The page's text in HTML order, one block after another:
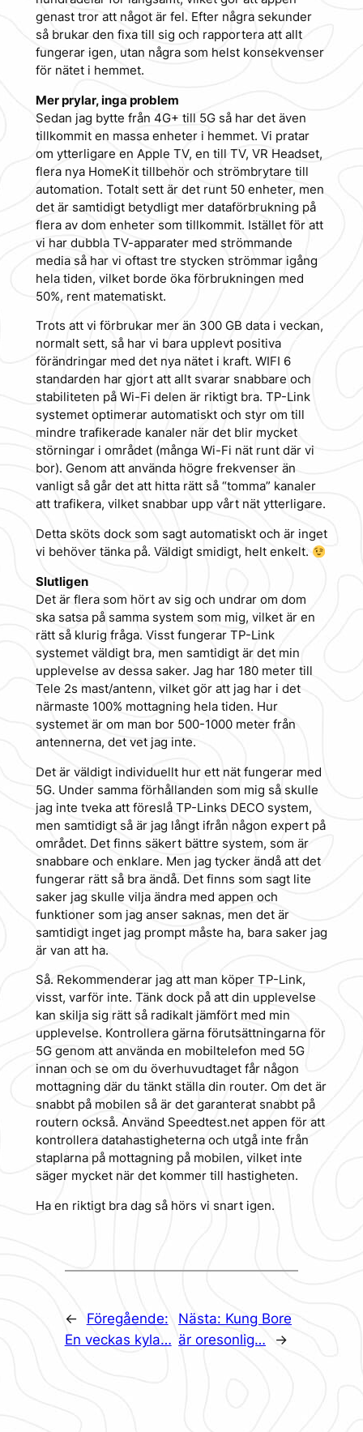
genast tror att något är fel. Efter några sekunder
så brukar den fixa till sig och rapportera att allt
fungerar igen, utan några som helst konsekvenser
för nätet i hemmet.
Mer prylar, inga problem
Sedan jag bytte från 4G+ till 5G så har det även
tillkommit en massa enheter i hemmet. Vi pratar
om ytterligare en Apple TV, en till TV, VR Headset,
flera nya HomeKit tillbehör och strömbrytare till
automation. Totalt sett är det runt 50 enheter, men
det är samtidigt betydligt mer dataförbrukning på
flera av dom enheter som tillkommit. Istället för att
vi har dubbla TV-apparater med strömmande
media så har vi oftast tre stycken strömmar igång
hela tiden, vilket borde öka förbrukningen med
50%, rent matematiskt.
Trots att vi förbrukar mer än 300 GB data i veckan,
normalt sett, så har vi bara upplevt positiva
förändringar med det nya nätet i kraft. WIFI 6
standarden har gjort att allt svarar snabbare och
stabiliteten på Wi-Fi delen är riktigt bra. TP-Link
systemet optimerar automatiskt och styr om till
mindre trafikerade kanaler när det blir mycket
störningar i området (många Wi-Fi nät runt där vi
bor). Genom att använda högre frekvenser än
vanligt så går det att hitta rätt så “tomma” kanaler
att trafikera, vilket snabbar upp vårt nät ytterligare.
Detta sköts dock som sagt automatiskt och är inget
vi behöver tänka på. Väldigt smidigt, helt enkelt.
Slutligen
Det är flera som hört av sig och undrar om dom
ska satsa på samma system som mig, vilket är en
rätt så klurig fråga. Visst fungerar TP-Link
systemet väldigt bra, men samtidigt är det min
upplevelse av dessa saker. Jag har 180 meter till
Tele 2s mast/antenn, vilket gör att jag har i det
närmaste 100% mottagning hela tiden. Hur
systemet är om man bor 500-1000 meter från
antennerna, det vet jag inte.
Det är väldigt individuellt hur ett nät fungerar med
5G. Under samma förhållanden som mig så skulle
jag inte tveka att föreslå TP-Links DECO system,
men samtidigt så är jag långt ifrån någon expert på
området. Det finns säkert bättre system, som är
snabbare och enklare. Men jag tycker ändå att det
fungerar rätt så bra ändå. Det finns som sagt lite
saker jag skulle vilja ändra med appen och
funktioner som jag anser saknas, men det är
samtidigt inget jag prompt måste ha, bara saker jag
är van att ha.
Så. Rekommenderar jag att man köper TP-Link,
visst, varför inte. Tänk dock på att din upplevelse
kan skilja sig rätt så radikalt jämfört med min
upplevelse. Kontrollera gärna förutsättningarna för
5G genom att använda en mobiltelefon med 5G
innan och se om du överhuvudtaget får någon
mottagning där du tänkt ställa din router. Om det är
snabbt på mobilen så är det garanterat snabbt på
routern också. Använd Speedtest.net appen för att
kontrollera datahastigheterna och utgå inte från
staplarna på mottagning på mobilen, vilket inte
säger mycket när det kommer till hastigheten.
Ha en riktigt bra dag så hörs vi snart igen.
←
Föregående:
En veckas kyla…
Nästa: Kung Bore
är oresonlig…
→